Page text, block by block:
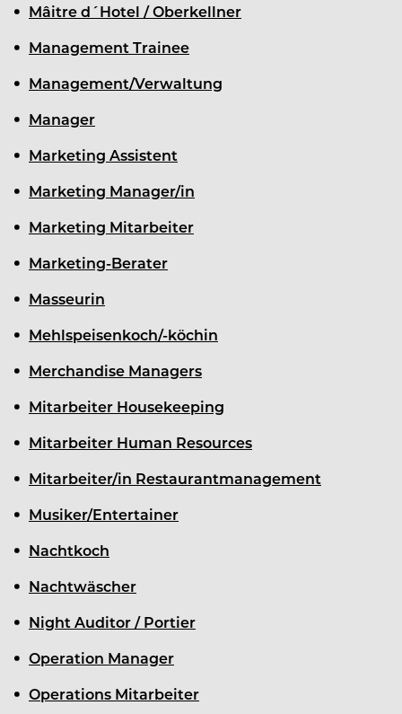
Mâitre d´Hotel / Oberkellner
Management Trainee
Management/Verwaltung
Manager
Marketing Assistent
Marketing Manager/in
Marketing Mitarbeiter
Marketing-Berater
Masseurin
Mehlspeisenkoch/-köchin
Merchandise Managers
Mitarbeiter Housekeeping
Mitarbeiter Human Resources
Mitarbeiter/in Restaurantmanagement
Musiker/Entertainer
Nachtkoch
Nachtwäscher
Night Auditor / Portier
Operation Manager
Operations Mitarbeiter